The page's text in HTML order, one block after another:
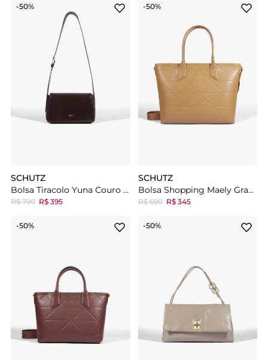
-50%
SCHUTZ
Bolsa Tiracolo Yuna Couro Marrom
R$ 790 R$ 395
-50%
SCHUTZ
Bolsa Shopping Maely Grande Marrom Claro
R$ 690 R$ 345
-50% -50%